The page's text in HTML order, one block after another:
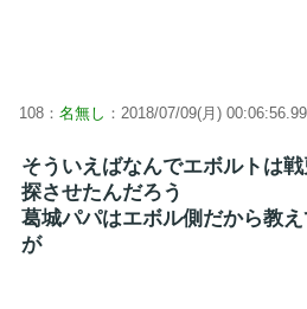
108： 名無し ：2018/07/09(月) 00:06:56.99
そういえばなんでエボルトは
探させたんだろう
葛城パパはエボル側だから教
が